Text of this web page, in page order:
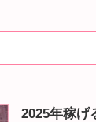
2025年稼げ